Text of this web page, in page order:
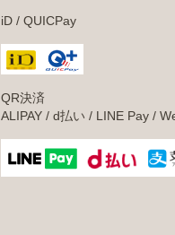
iD / QUICPay
QR決済
ALIPAY / d払い / LINE Pay /